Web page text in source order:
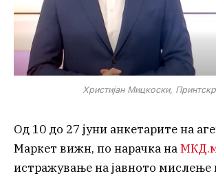
Христијан Мицкоски,
Од 10 до 27 јуни анкетарите на
Маркет вижн, по нарачка на
истражување на јавното мислење